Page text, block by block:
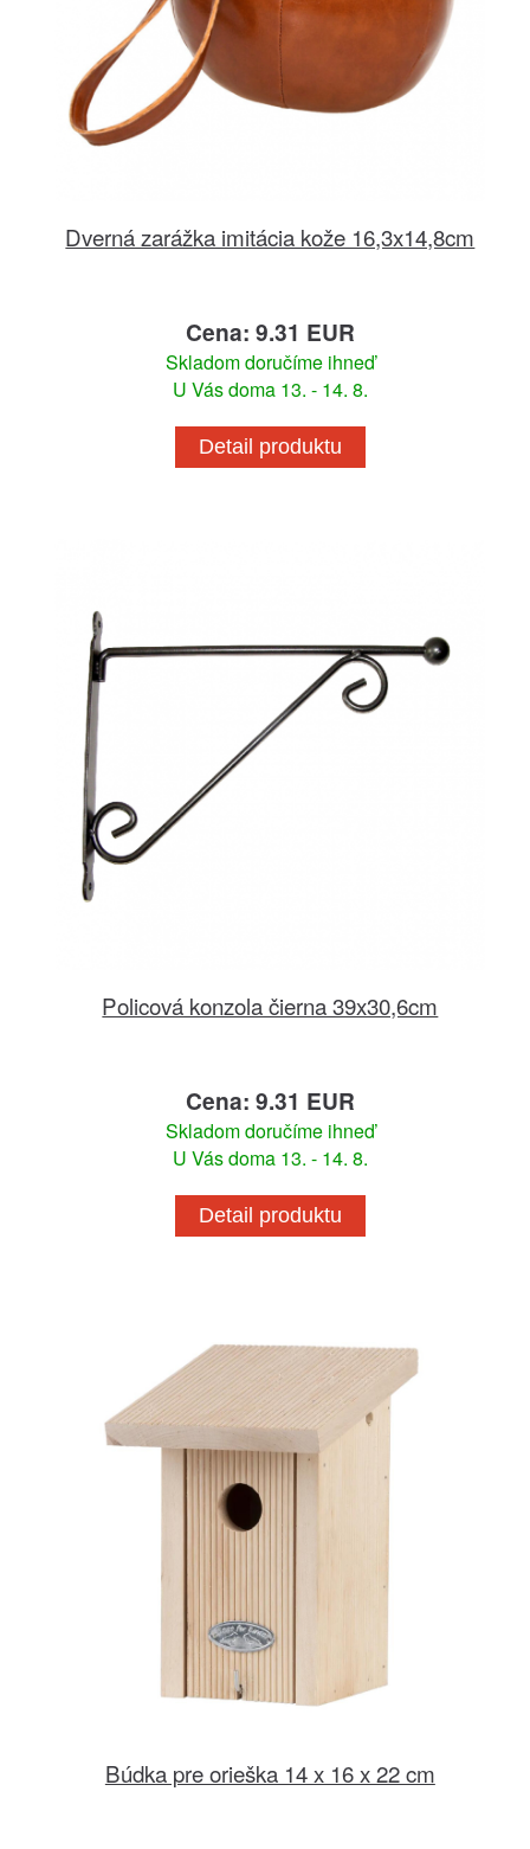
Dverná zarážka imitácia kože 16,3x14,8cm
Cena: 9.31 EUR
Skladom doručíme ihneď
U Vás doma 13. - 14. 8.
Detail produktu
Policová konzola čierna 39x30,6cm
Cena: 9.31 EUR
Skladom doručíme ihneď
U Vás doma 13. - 14. 8.
Detail produktu
Búdka pre orieška 14 x 16 x 22 cm